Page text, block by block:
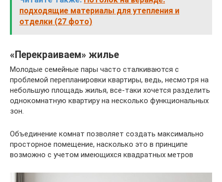
подходящие материалы для утепления и
отделки (27 фото)
«Перекраиваем» жилье
Молодые семейные пары часто сталкиваются с
проблемой перепланировки квартиры, ведь, несмотря на
небольшую площадь жилья, все-таки хочется разделить
однокомнатную квартиру на несколько функциональных
зон.
Объединение комнат позволяет создать максимально
просторное помещение, насколько это в принципе
возможно с учетом имеющихся квадратных метров